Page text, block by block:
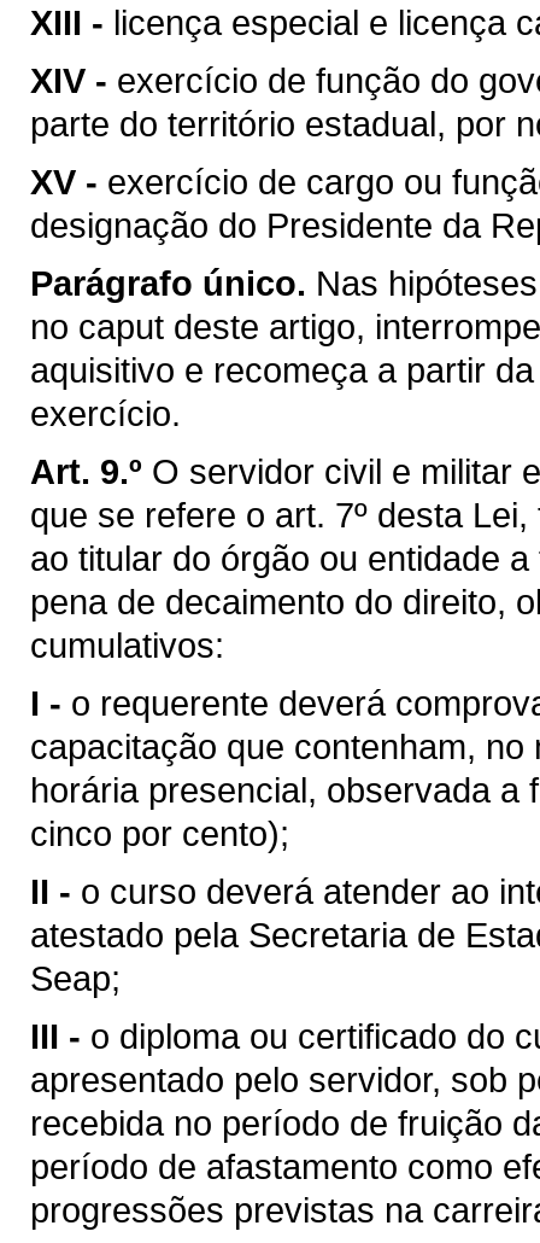
XIII - licença especial e licença
XIV - exercício de função do
parte do território estadual, por
XV - exercício de cargo ou
designação do Presidente da
Parágrafo único. Nas
no caput deste artigo,
aquisitivo e recomeça a partir
exercício.
Art. 9.º O servidor civil e militar
que se refere o art. 7º desta
ao titular do órgão ou entidade
pena de decaimento do direito,
cumulativos:
I - o requerente deverá
capacitação que contenham,
horária presencial, observada a
cinco por cento);
II - o curso deverá atender ao
atestado pela Secretaria de
Seap;
III - o diploma ou certificado do
apresentado pelo servidor, sob
recebida no período de fruição
período de afastamento como
progressões previstas na